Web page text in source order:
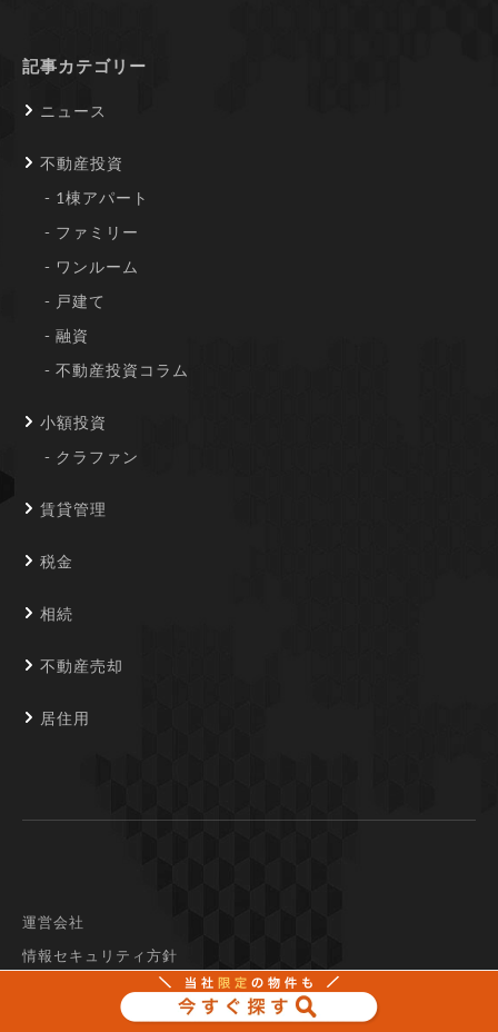
記事カテゴリー
ニュース
不動産投資
1棟アパート
ファミリー
ワンルーム
戸建て
融資
不動産投資コラム
小額投資
クラファン
賃貸管理
税金
相続
不動産売却
居住用
運営会社
情報セキュリティ方針
プライバシーポリシー
個人情報の取り扱いについて